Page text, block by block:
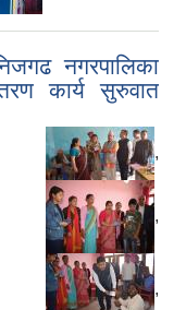
नगरपालिका
कार्य सुरुवात
,
,
,